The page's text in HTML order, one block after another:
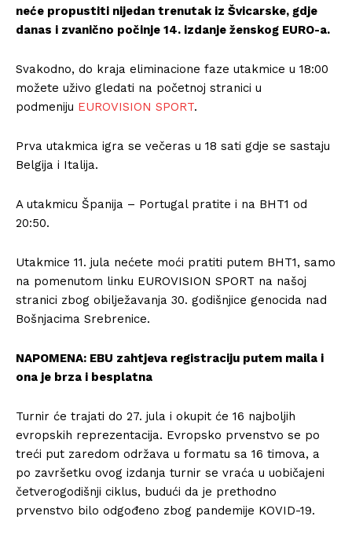
neće propustiti nijedan trenutak iz Švicarske, gdje
danas i zvanično počinje 14. izdanje ženskog EURO-a.
Svakodno, do kraja eliminacione faze utakmice u 18:00
možete uživo gledati na početnoj stranici u
podmeniju EUROVISION SPORT.
Prva utakmica igra se večeras u 18 sati gdje se sastaju
Belgija i Italija.
A utakmicu Španija – Portugal pratite i na BHT1 od
20:50.
Utakmice 11. jula nećete moći pratiti putem BHT1, samo
na pomenutom linku EUROVISION SPORT na našoj
stranici zbog obilježavanja 30. godišnjice genocida nad
Bošnjacima Srebrenice.
NAPOMENA: EBU zahtjeva registraciju putem maila i
ona je brza i besplatna
Turnir će trajati do 27. jula i okupit će 16 najboljih
evropskih reprezentacija. Evropsko prvenstvo se po
treći put zaredom održava u formatu sa 16 timova, a
po završetku ovog izdanja turnir se vraća u uobičajeni
četverogodišnji ciklus, budući da je prethodno
prvenstvo bilo odgođeno zbog pandemije KOVID-19.